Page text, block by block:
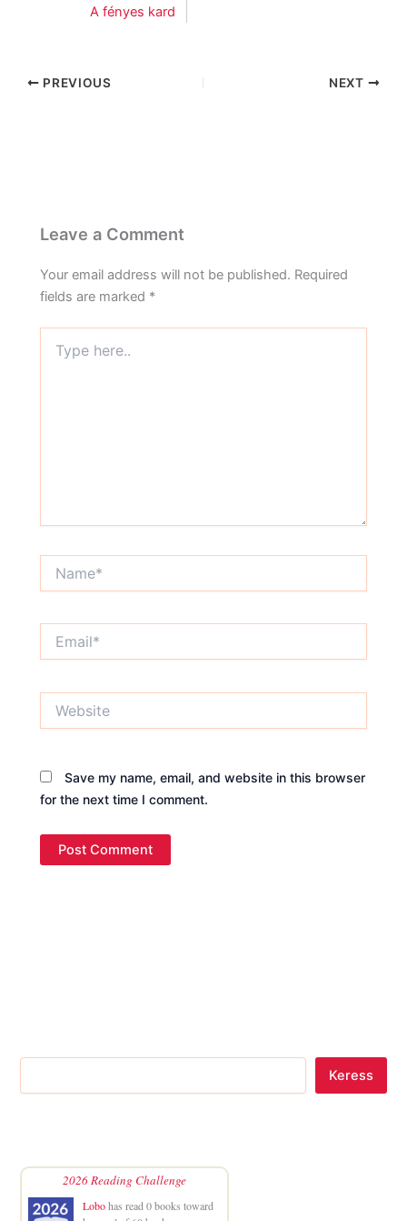
A fényes kard
PREVIOUS NEXT
Leave a Comment
Your email address will not be published. Required
fields are marked *
here..
Save my name, email, and website in this browser
for the next time I comment.
Keress
2026 Reading Challenge
Lobohas read 0 books toward